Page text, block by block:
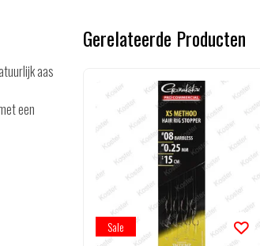
aas
een
Gerelateerde Producten
Sale